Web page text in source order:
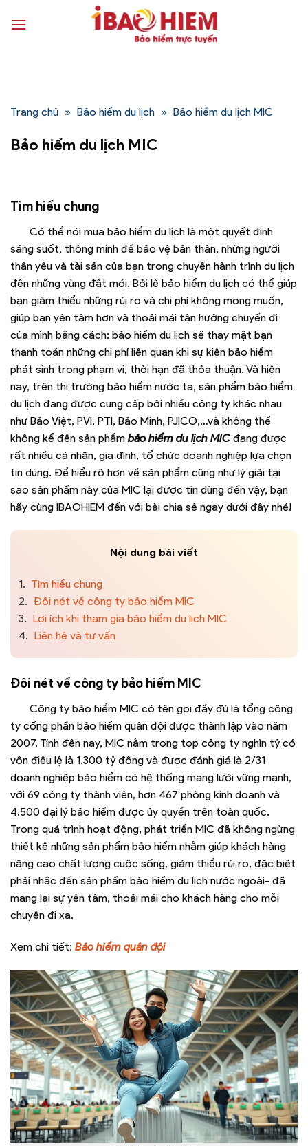
qua
Trang chủ » Bảo hiểm du lịch » Bảo hiểm du lịch MIC
Bảo hiểm du lịch MIC
Tìm hiểu chung
Có thể nói mua bảo hiểm du lịch là một quyết định
sáng suốt, thông minh để bảo vệ bản thân, những người
thân yêu và tài sản của bạn trong chuyến hành trình du lịch
đến những vùng đất mới. Bởi lẽ bảo hiểm du lịch có thể giúp
bạn giảm thiểu những rủi ro và chi phí không mong muốn,
giúp bạn yên tâm hơn và thoải mái tận hưởng chuyến đi
của mình bằng cách: bảo hiểm du lịch sẽ thay mặt bạn
thanh toán những chi phí liên quan khi sự kiện bảo hiểm
phát sinh trong phạm vi, thời hạn đã thỏa thuận. Và hiện
nay, trên thị trường bảo hiểm nước ta, sản phẩm bảo hiểm
du lịch đang được cung cấp bởi nhiều công ty khác nhau
như Bảo Việt, PVI, PTI, Bảo Minh, PJICO,…và không thể
không kể đến sản phẩm bảo hiểm du lịch MIC đang được
rất nhiều cá nhân, gia đình, tổ chức doanh nghiệp lựa chọn
tin dùng. Để hiểu rõ hơn về sản phẩm cũng như lý giải tại
sao sản phẩm này của MIC lại được tin dùng đến vậy, bạn
hãy cùng IBAOHIEM đến với bài chia sẻ ngay dưới đây nhé!
Nội dung bài viết
1. Tìm hiểu chung
2. Đôi nét về công ty bảo hiểm MIC
3. Lợi ích khi tham gia bảo hiểm du lịch MIC
4. Liên hệ và tư vấn
Đôi nét về công ty bảo hiểm MIC
Công ty bảo hiểm MIC có tên gọi đầy đủ là tổng công
ty cổng phần bảo hiểm quân đội được thành lập vào năm
2007. Tính đến nay, MIC nằm trong top công ty nghìn tỷ có
vốn điều lệ là 1.300 tỷ đồng và được đánh giá là 2/31
doanh nghiệp bảo hiểm có hệ thống mạng lưới vững mạnh,
với 69 công ty thành viên, hơn 467 phòng kinh doanh và
4.500 đại lý bảo hiểm được ủy quyền trên toàn quốc.
Trong quá trình hoạt động, phát triển MIC đã không ngừng
thiết kế những sản phẩm bảo hiểm nhằm giúp khách hàng
nâng cao chất lượng cuộc sống, giảm thiểu rủi ro, đặc biệt
phải nhắc đến sản phẩm bảo hiểm du lịch nước ngoài- đã
mang lại sự yên tâm, thoải mái cho khách hàng cho mỗi
chuyến đi xa.
Xem chi tiết: Bảo hiểm quân đội